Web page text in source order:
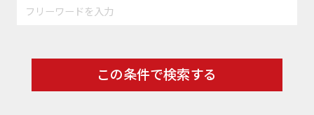
この条件で検索する